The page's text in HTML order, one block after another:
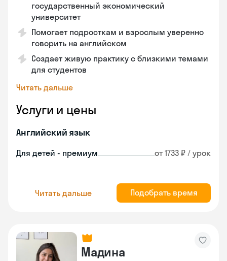
государственный экономический
университет
Помогает подросткам и взрослым уверенно
говорить на английском
Создает живую практику с близкими темами
для студентов
Читать дальше
Услуги и цены
Английский язык
Для детей - премиум от 1733 ₽ / урок
Читать дальше Подобрать время
Мадина